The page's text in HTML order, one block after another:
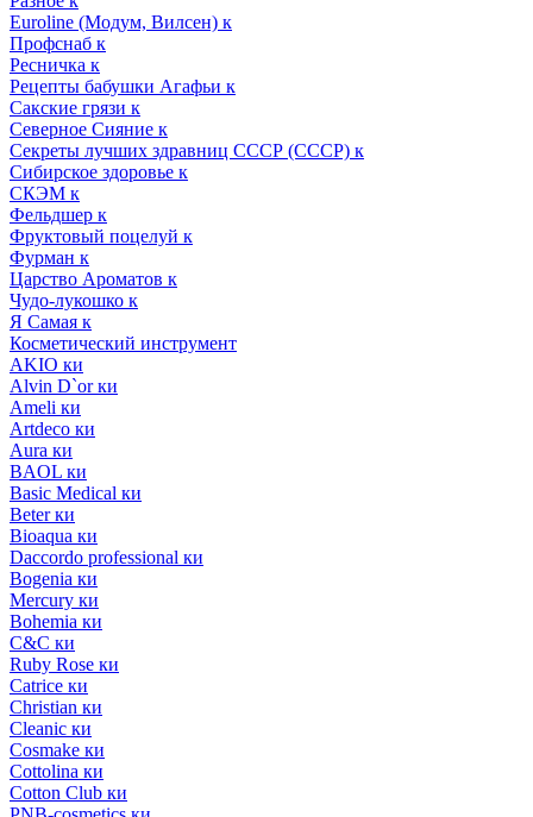
Euroline (Модум, Вилсен) к
Профснаб к
Ресничка к
Рецепты бабушки Агафьи к
Сакские грязи к
Северное Сияние к
Секреты лучших здравниц СССР (СССР) к
Сибирское здоровье к
СКЭМ к
Фельдшер к
Фруктовый поцелуй к
Фурман к
Царство Ароматов к
Чудо-лукошко к
Я Самая к
Косметический инструмент
AKIO ки
Alvin D`or ки
Ameli ки
Artdeco ки
Aura ки
BAOL ки
Basic Medical ки
Beter ки
Bioaqua ки
Daccordo professional ки
Bogenia ки
Mercury ки
Bohemia ки
C&C ки
Ruby Rose ки
Catrice ки
Christian ки
Cleanic ки
Cosmake ки
Cottolina ки
Cotton Club ки